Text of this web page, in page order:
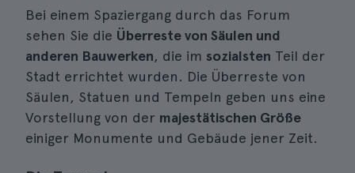
Bei einem Spaziergang durch das Forum
sehen Sie die Überreste von Säulen und
anderen Bauwerken, die im sozialsten Teil der
Stadt errichtet wurden. Die Überreste von
Säulen, Statuen und Tempeln geben uns eine
Vorstellung von der majestätischen Größe
einiger Monumente und Gebäude jener Zeit.